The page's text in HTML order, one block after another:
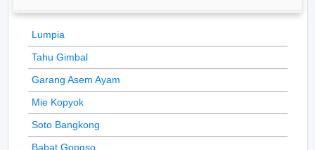
Lumpia
Tahu Gimbal
Garang Asem Ayam
Mie Kopyok
Soto Bangkong
Babat Gongso